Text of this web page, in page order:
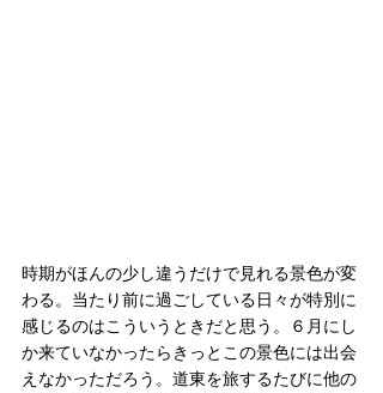
時期がほんの少し違うだけで見れる景色が変
わる。当たり前に過ごしている日々が特別に
感じるのはこういうときだと思う。６月にし
か来ていなかったらきっとこの景色には出会
えなかっただろう。道東を旅するたびに他の